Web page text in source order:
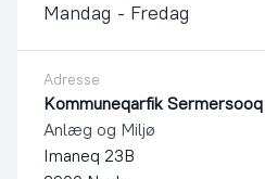
Mandag - Fredag
Adresse
Kommuneqarfik Sermersooq
Anlæg og Miljø
Imaneq 23B